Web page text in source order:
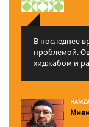
В последнее
проблемой.
хиджабом и